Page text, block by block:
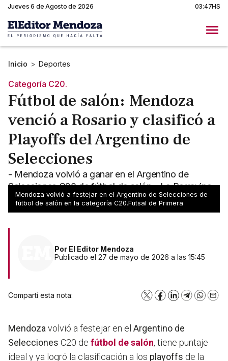
Jueves 6 de Agosto de 2026 03:47HS
Inicio > Deportes
Categoría C20.
Fútbol de salón: Mendoza
venció a Rosario y clasificó a
Playoffs del Argentino de
Selecciones
- Mendoza volvió a ganar en el Argentino de
Selecciones C20 de fútbol de salón - La Borravino
ya clasificó a los playoffs
Mendoza volvió a festejar en el Argentino de Selecciones de
fútbol de salón en la categoría C20.Futsal de Primera
Por El Editor Mendoza
Publicado el 27 de mayo de 2026 a las 15:45
Compartí esta nota: X Facebook
LinkedInTelegram
Mendoza volvió a festejar en el Argentino de
Selecciones C20 de fútbol de salón, tiene puntaje
ideal y ya logró la clasificación a los playoffs de la